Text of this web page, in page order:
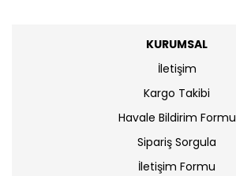
KURUMSAL
İletişim
Kargo Takibi
Havale Bildirim Formu
Sipariş Sorgula
İletişim Formu